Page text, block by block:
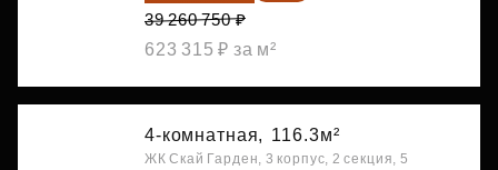
39 260 750 ₽
623 315 ₽ за м²
4-комнатная, 116.3м²
ЖК Скай Гарден, 3 корпус, 2 секция, 5